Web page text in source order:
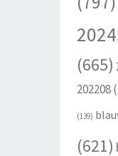
2024
(665)
202208
(139)
(621)